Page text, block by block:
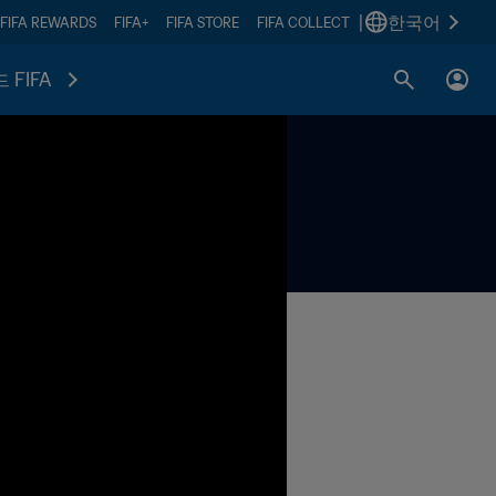
FIFA REWARDS FIFA+ FIFA STORE FIFA COLLECT 한국어
FIFA